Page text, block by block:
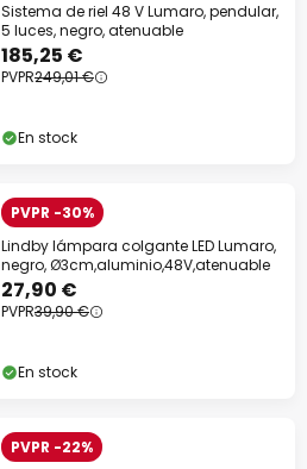
Sistema de riel 48 V Lumaro, pendular,
5 luces, negro, atenuable
185,25 €
PVPR249,01 €
En stock
PVPR -30%
Lindby lámpara colgante LED Lumaro,
negro, Ø3cm,aluminio,48V,atenuable
27,90 €
PVPR39,90 €
En stock
PVPR -22%